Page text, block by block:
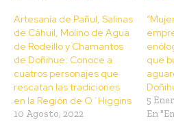
Artesanía de Pañul, Salinas
de Cáhuil, Molino de Agua
de Rodeillo y Chamantos
de Doñihue: Conoce a
cuatros personajes que
rescatan las tradiciones
en la Región de O´Higgins
10 Agosto, 2022
que
5
En